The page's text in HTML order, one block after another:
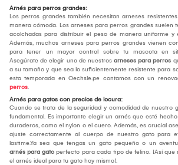
Arnés para perros grandes:
Los perros grandes también necesitan arneses
manera cómoda. Los arneses para perros grandes suelen
acolchadas para distribuir el peso de manera uniforme y
Además, muchos arneses para perros grandes vienen
para tener un mayor control sobre tu mascota en
Asegúrate de elegir uno de nuestros arneses para perros
a su tamaño y que sea lo suficientemente resistente para
esta temporada en Oechsle.pe contamos con un
perros.
Arnés para gatos con precios de locura:
Cuando se trata de la seguridad y comodidad de nuestro
fundamental. Es importante elegir un arnés que esté
duraderos, como el nylon o el cuero. Además, es crucial
ajuste correctamente al cuerpo de nuestro gato para
lastime.Ya sea que tengas un gato pequeño o un
arnés para gato perfecto para cada tipo de felino. ¡Así
el arnés ideal para tu gato hoy mismo!.